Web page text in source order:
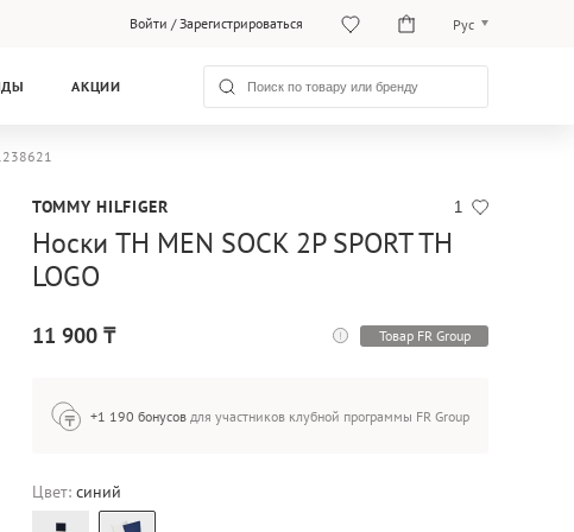
Войти /Зарегистрироваться Рус
Қаз
АКЦИИ
1
TOMMY HILFIGER
Носки TH MEN SOCK 2P SPORT TH
LOGO
11 900 ₸ Товар FR Group
+1 190 бонусов для участников клубной программы FR Group
Цвет: синий